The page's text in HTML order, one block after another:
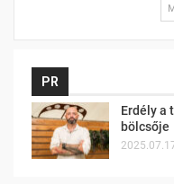
PR
Erdély a
bölcsője